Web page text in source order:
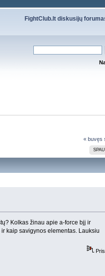
FightClub.lt diskusijų
« buvęs
Kolkas žinau apie a-force bjj ir
kaip savigynos elementas. Lauksiu